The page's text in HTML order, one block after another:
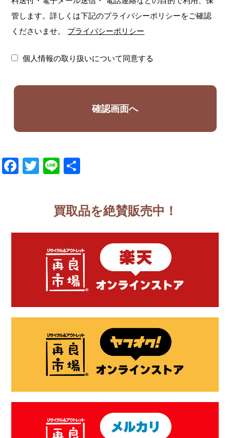
管します。詳しくは下記のプライバシーポリシーをご確認
くださいませ。
プライバシーポリシー
個人情報の取り扱いについて同意する
Facebook
Twitter
Line
買取品を絶賛販売中！